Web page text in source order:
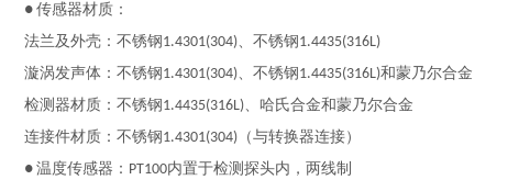
● 传感器材质：
法兰及外壳：不锈钢 1.4301(304)、不锈钢 1.4435(316L)
漩涡发声体：不锈钢 1.4301(304)、不锈钢 1.4435(316L)和蒙乃尔合金
检测器材质：不锈钢 1.4435(316L)、哈氏合金和蒙乃尔合金
连接件材质：不锈钢 1.4301(304) （与转换器连接）
● 温度传感器： PT100内置于检测探头内，两线制